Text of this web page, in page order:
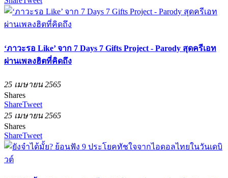
‘ภาวะรอ Like’ จาก 7 Days 7 Gifts Project - Parody สุดครีเอท
ผ่านเพลงฮิตที่คิดถึง
25 เมษายน 2565
Shares
ShareTweet
25 เมษายน 2565
Shares
ShareTweet